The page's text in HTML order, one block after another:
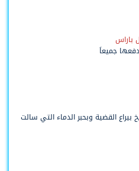
باراس
جميعاً
بيراع القضية وبحبر الدماء التي سالت